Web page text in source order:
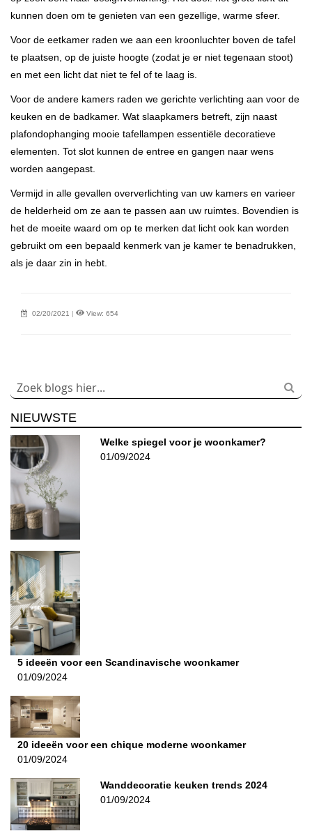
kunnen doen om te genieten van een gezellige, warme sfeer.
Voor de eetkamer raden we aan een kroonluchter boven de tafel
te plaatsen, op de juiste hoogte (zodat je er niet tegenaan stoot)
en met een licht dat niet te fel of te laag is.
Voor de andere kamers raden we gerichte verlichting aan voor de
keuken en de badkamer. Wat slaapkamers betreft, zijn naast
plafondophanging mooie tafellampen essentiële decoratieve
elementen. Tot slot kunnen de entree en gangen naar wens
worden aangepast.
Vermijd in alle gevallen oververlichting van uw kamers en varieer
de helderheid om ze aan te passen aan uw ruimtes. Bovendien is
het de moeite waard om op te merken dat licht ook kan worden
gebruikt om een bepaald kenmerk van je kamer te benadrukken,
als je daar zin in hebt.
02/20/2021 | View: 654
NIEUWSTE
Welke spiegel voor je woonkamer?
01/09/2024
5 ideeën voor een Scandinavische woonkamer
01/09/2024
20 ideeën voor een chique moderne woonkamer
01/09/2024
Wanddecoratie keuken trends 2024
01/09/2024